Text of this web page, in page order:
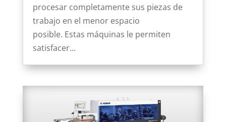
procesar completamente sus piezas de
trabajo en el menor espacio
posible. Estas máquinas le permiten
satisfacer...